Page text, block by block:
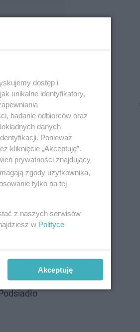
idola.
pokazał już,
występy na
dostęp i
unikalne identyfikatory,
badanie odbiorców oraz
danych
Ponieważ
kliknięcie „Akceptuję”.
prywatności znajdujący
zgody użytkownika,
tylko na tej
z naszych serwisów
w Polityce
Akceptuję